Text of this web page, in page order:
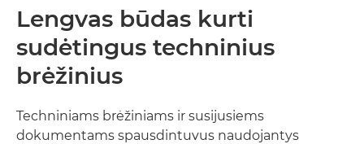
BROŠIŪRA
SUDERINAMI GAMINIAI
Lengvas būdas kurti
sudėtingus techninius
brėžinius
Techniniams brėžiniams ir susijusiems
dokumentams spausdintuvus naudojantys